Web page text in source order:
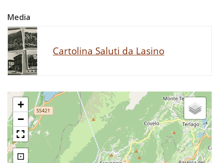
Media
Cartolina Saluti da Lasino
+
−
⊡